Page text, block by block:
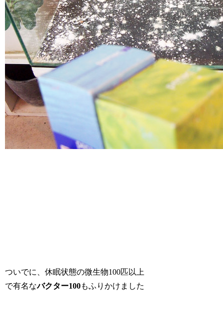
ついでに、休眠状態の微生物100匹以上
で有名なバクター100もふりかけました